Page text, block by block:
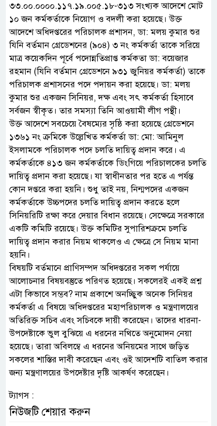
৩৩.০০.০০০০.১১৭.১৯.০০৫.১৮-৩১৩ সংখ্যক আদেশে মোট
১০ জন কর্মকর্তাকে নিয়োগ ও বদলী করা হয়েছে। উক্ত
আদেশে অধিদপ্তরের পরিচালক প্রশাসন, ডা: মলয় কুমার শুর
যিনি বর্তমান গ্রেডেশনের (৯০৪) ৩ নং কর্মকর্তা তাকে সরিয়ে
মাত্র কয়েকদিন পূর্বে পদোন্নতিপ্রাপ্ত কর্মকতা ডা: বয়েজার
রহমান (যিনি বর্তমান গ্রেডেশনে ৯৩১ জুনিয়র কর্মকর্তা) তাকে
পরিচালক প্রশাসনের পদে পদায়ন করা হয়েছে। ডা: মলয়
কুমার শুর একজন সিনিয়র, দক্ষ এবং সৎ কর্মকর্তা হিসাবে
সর্বজন স্বীকৃত। তার সমস্যা তিনি আওয়ামী লীগ পন্থী।
উক্ত আদেশে সবচেয়ে বৈষম্যের সৃষ্ঠি করা হয়েছে গ্রেডেশনে
১৩৬১ নং ক্রমিকে উল্লেখিত কর্মকর্তা ডা: মো: আমিনুল
ইসলামকে পরিচালক পদে চলতি দায়িত্ব প্রদান করে। এ
কর্মকর্তাকে ৪১৩ জন কর্মকর্তাকে ডিংগিয়ে পরিচালকের চলতি
দায়িত্ব প্রদান করা হয়েছে। যা স্বাধীনতার পর হতে এ পর্যন্ত
কোন দপ্তরে করা হয়নি। শুধু তাই নয়, নিন্মপদের একজন
কর্মকর্তাকে উচ্চপদের চলতি দায়িত্ব প্রদান করতে হলে
সিনিয়রিটি রক্ষা করে দেয়ার বিধান রয়েছে। সেক্ষেত্রে সরকারে
একটি কমিটি রয়েছে। উক্ত কমিটির সুপারিশক্রমে চলতি
দায়িত্ব প্রদান করার নিয়ম থাকলেও এ ক্ষেত্রে সে নিয়ম মানা
হয়নি।
বিষয়টি বর্তমানে প্রাণিসম্পদ অধিদপ্তরের সকল পর্যায়ে
আলোচনার বিষয়বস্তুতে পরিণত হয়েছে। সকলেরই একই প্রশ্ন
এটা কিভাবে সম্ভব? নাম প্রকাশে অনচ্ছিুক অনেক সিনিয়র
কর্মকর্তা এ বিষয়ে অধিদপ্তরের মহাপরিচালক ও মন্ত্রণালয়ের
অতিরিক্ত সচিব এবং সচিবকে দায়ী করেছেন। তাদের ধারনা-
উপদেষ্টাকে ভুল বুঝিয়ে এ ধরনের নথিতে অনুমোদন নেয়া
হয়েছে। তারা অবিলম্বে এ ধরনের অনিয়মের সাথে জড়িত
সকলের শাস্তির দাবী করেছেন এবং ওই আদেশটি বাতিল করার
জন্য মন্ত্রণালয়ের উপদেষ্টার দৃষ্টি আকর্ষণ করেছেন।
ট্যাগস :
নিউজটি শেয়ার করুন